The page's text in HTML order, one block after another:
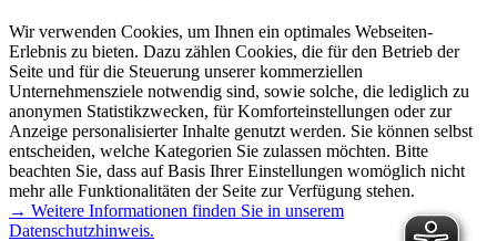
Wir verwenden Cookies, um Ihnen ein optimales Webseiten-
Erlebnis zu bieten. Dazu zählen Cookies, die für den Betrieb der
Seite und für die Steuerung unserer kommerziellen
Unternehmensziele notwendig sind, sowie solche, die lediglich zu
anonymen Statistikzwecken, für Komforteinstellungen oder zur
Anzeige personalisierter Inhalte genutzt werden. Sie können selbst
entscheiden, welche Kategorien Sie zulassen möchten. Bitte
beachten Sie, dass auf Basis Ihrer Einstellungen womöglich nicht
mehr alle Funktionalitäten der Seite zur Verfügung stehen.
→ Weitere Informationen finden Sie in unserem
Datenschutzhinweis.